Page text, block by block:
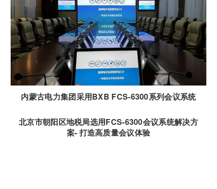
内蒙古电力集团采用BXB FCS-6300系列会议系统
北京市朝阳区地税局选用FCS-6300会议系统解决方
案- 打造高质量会议体验